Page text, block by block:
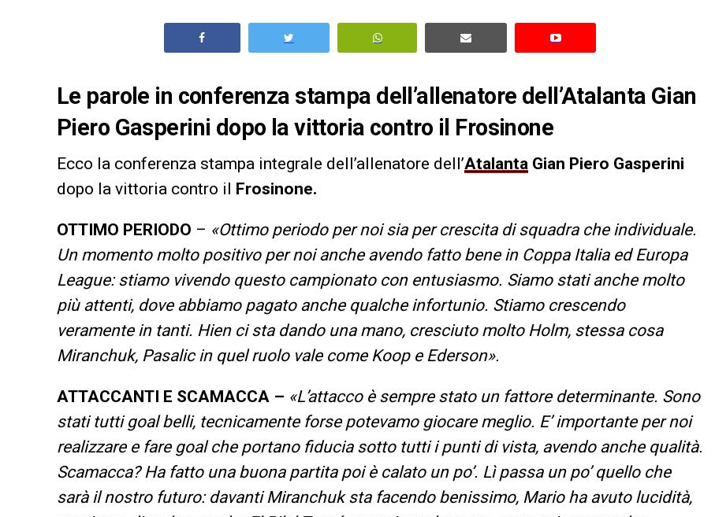
Le parole in conferenza stampa dell’allenatore dell’Atalanta Gian
Piero Gasperini dopo la vittoria contro il Frosinone
Ecco la conferenza stampa integrale dell’allenatore dell’Atalanta Gian Piero Gasperini
dopo la vittoria contro il
Frosinone.
OTTIMO PERIODO – «Ottimo periodo per noi sia per crescita di squadra che individuale.
Un momento molto positivo per noi anche avendo fatto bene in Coppa Italia ed Europa
League: stiamo vivendo questo campionato con entusiasmo. Siamo stati anche molto
più attenti, dove abbiamo pagato anche qualche infortunio. Stiamo crescendo
veramente in tanti. Hien ci sta dando una mano, cresciuto molto Holm, stessa cosa
Miranchuk, Pasalic in quel ruolo vale come Koop e Ederson».
ATTACCANTI E SCAMACCA – «L’attacco è sempre stato un fattore determinante. Sono
stati tutti goal belli, tecnicamente forse potevamo giocare meglio. E’ importante per noi
realizzare e fare goal che portano fiducia sotto tutti i punti di vista, avendo anche qualità.
Scamacca? Ha fatto una buona partita poi è calato un po’. Lì passa un po’ quello che
sarà il nostro futuro: davanti Miranchuk sta facendo benissimo, Mario ha avuto lucidità,